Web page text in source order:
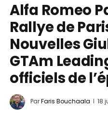
Alfa Romeo
Rallye de
Nouvelles
GTAm
officiels de
ParFaris Bouchaala 18